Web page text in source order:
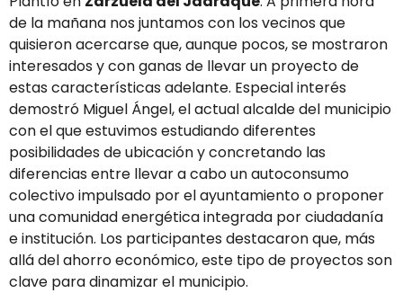
de la mañana nos juntamos con los vecinos que
quisieron acercarse que, aunque pocos, se mostraron
interesados y con ganas de llevar un proyecto de
estas características adelante. Especial interés
demostró Miguel Ángel, el actual alcalde del municipio
con el que estuvimos estudiando diferentes
posibilidades de ubicación y concretando las
diferencias entre llevar a cabo un autoconsumo
colectivo impulsado por el ayuntamiento o proponer
una comunidad energética integrada por ciudadanía
e institución. Los participantes destacaron que, más
allá del ahorro económico, este tipo de proyectos son
clave para dinamizar el municipio.